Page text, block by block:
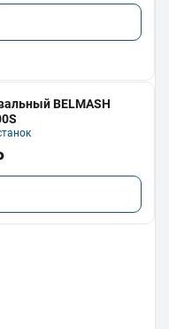
BELMASH